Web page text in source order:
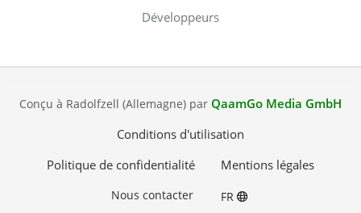
Développeurs
Conçu à Radolfzell (Allemagne) par QaamGo Media GmbH
Conditions d'utilisation
Politique de confidentialité
Mentions légales
Nous contacter FR